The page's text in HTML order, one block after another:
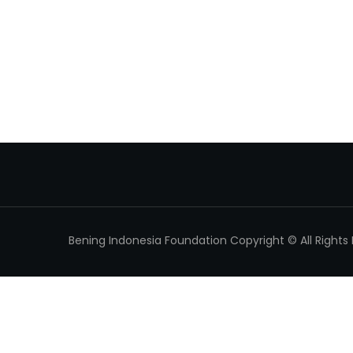
Bening Indonesia Foundation Copyright © All Rights